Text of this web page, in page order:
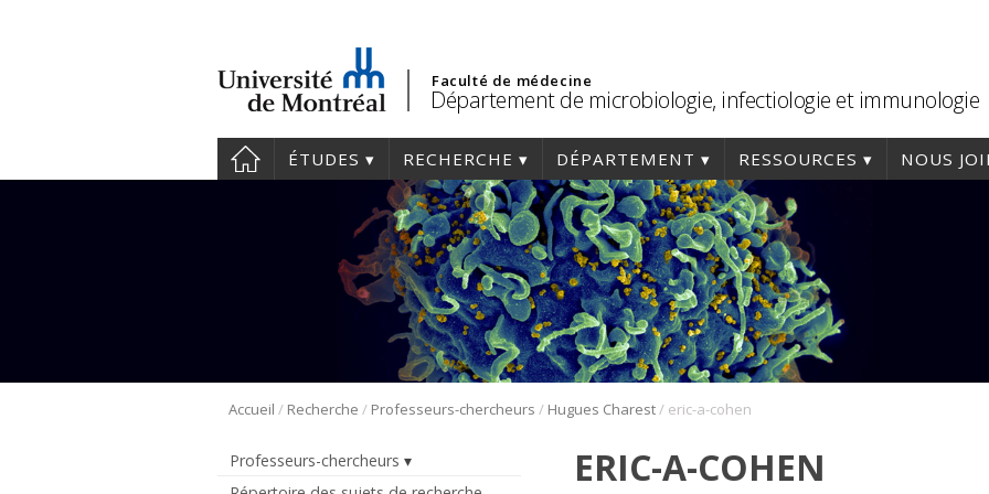
Faculté de médecine
Département de microbiologie, infectiologie et immunologie
ÉTUDES RECHERCHE DÉPARTEMENT RESSOURCES NOUS
Accueil / Recherche / Professeurs-chercheurs / Hugues Charest/ eric-a-cohen
Professeurs-chercheurs
ERIC-A-COHEN